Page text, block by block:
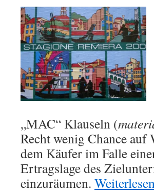
„MAC“ Klauseln (
Recht wenig Chance
dem Käufer im Falle
Ertragslage des
einzuräumen.